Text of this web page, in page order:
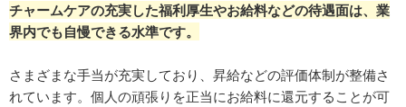
チャームケアの充実した福利厚生やお給料などの待遇面は、業
界内でも自慢できる水準です。
さまざまな手当が充実しており、昇給などの評価体制が整備さ
れています。個人の頑張りを正当にお給料に還元することが可